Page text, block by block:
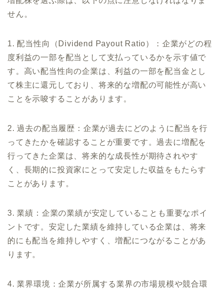
せん。
1. 配当性向（Dividend Payout Ratio）：企業がどの程
度利益の一部を配当として支払っているかを示す値で
す。高い配当性向の企業は、利益の一部を配当金とし
て株主に還元しており、将来的な増配の可能性が高い
ことを示唆することがあります。
2. 過去の配当履歴：企業が過去にどのように配当を行
ってきたかを確認することが重要です。過去に増配を
行ってきた企業は、将来的な成長性が期待されやす
く、長期的に投資家にとって安定した収益をもたらす
ことがあります。
3. 業績：企業の業績が安定していることも重要なポイ
ントです。安定した業績を維持している企業は、将来
的にも配当を維持しやすく、増配につながることがあ
ります。
4. 業界環境：企業が所属する業界の市場規模や競合環